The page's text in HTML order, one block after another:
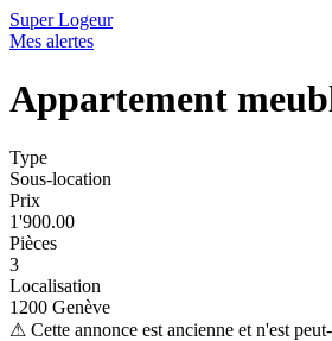
Super Logeur
Mes alertes
Appartement
Type
Sous-location
Prix
1'900.00
Pièces
3
Localisation
1200 Genève
⚠ Cette annonce est ancienne et n'est